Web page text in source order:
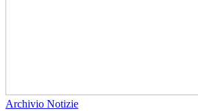
Archivio Notizie